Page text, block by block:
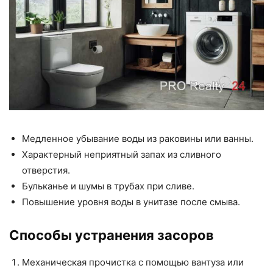
Медленное убывание воды из раковины или ванны.
Характерный неприятный запах из сливного
отверстия.
Бульканье и шумы в трубах при сливе.
Повышение уровня воды в унитазе после смыва.
Способы устранения засоров
Механическая прочистка с помощью вантуза или